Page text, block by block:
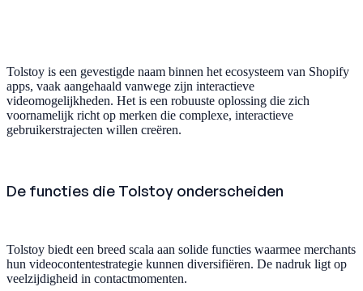
Tolstoy is een gevestigde naam binnen het ecosysteem van Shopify
apps, vaak aangehaald vanwege zijn interactieve
videomogelijkheden. Het is een robuuste oplossing die zich
voornamelijk richt op merken die complexe, interactieve
gebruikerstrajecten willen creëren.
De functies die Tolstoy onderscheiden
Tolstoy biedt een breed scala aan solide functies waarmee merchants
hun videocontentestrategie kunnen diversifiëren. De nadruk ligt op
veelzijdigheid in contactmomenten.